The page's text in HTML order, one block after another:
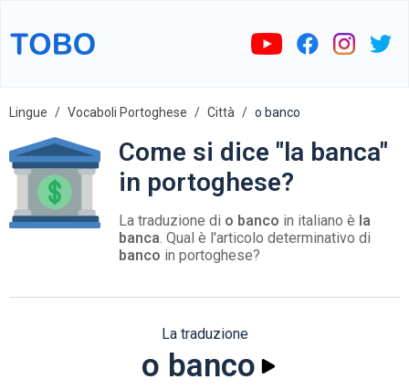
Lingue Vocaboli Portoghese Città o banco
Come si dice "la banca"
in portoghese?
La traduzione di o banco in italiano è la
banca. Qual è l'articolo determinativo di
banco in portoghese?
La traduzione
o banco